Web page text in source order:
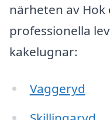
närheten av Hok
professionella
kakelugnar:
Vaggeryd